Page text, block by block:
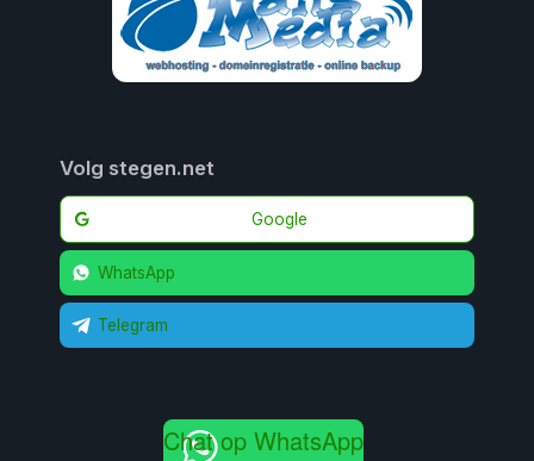
Volg stegen.net
Google
WhatsApp
Telegram
Chat op WhatsApp